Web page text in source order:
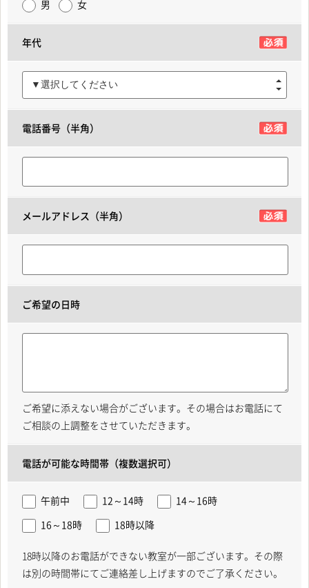
男 女
年代
▼選択してください
電話番号（半角）
メールアドレス（半角）
ご希望の日時
ご希望に添えない場合がございます。その場合はお電話にて
ご相談の上調整をさせていただきます。
電話が可能な時間帯（複数選択可）
午前中 12～14時
14～16時
16～18時
18時以降
18時以降のお電話ができない教室が一部ございます。その際
は別の時間帯にてご連絡差し上げますのでご了承ください。